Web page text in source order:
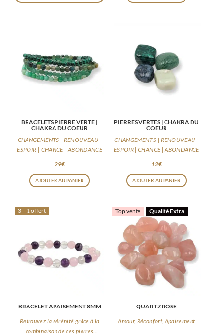
BRACELETS PIERRE VERTE |
CHAKRA DU COEUR
CHANGEMENTS | RENOUVEAU |
ESPOIR | CHANCE | ABONDANCE
29€
AJOUTER AU PANIER
PIERRES VERTES | CHAKRA DU
COEUR
CHANGEMENTS | RENOUVEAU |
ESPOIR | CHANCE | ABONDANCE
12€
AJOUTER AU PANIER
3 + 1 offert
BRACELET APAISEMENT 8MM
Retrouvez la sérénité grâce à la
combinaison de ces pierres
Top vente Qualité Extra
QUARTZ ROSE
Amour, Réconfort, Apaisement